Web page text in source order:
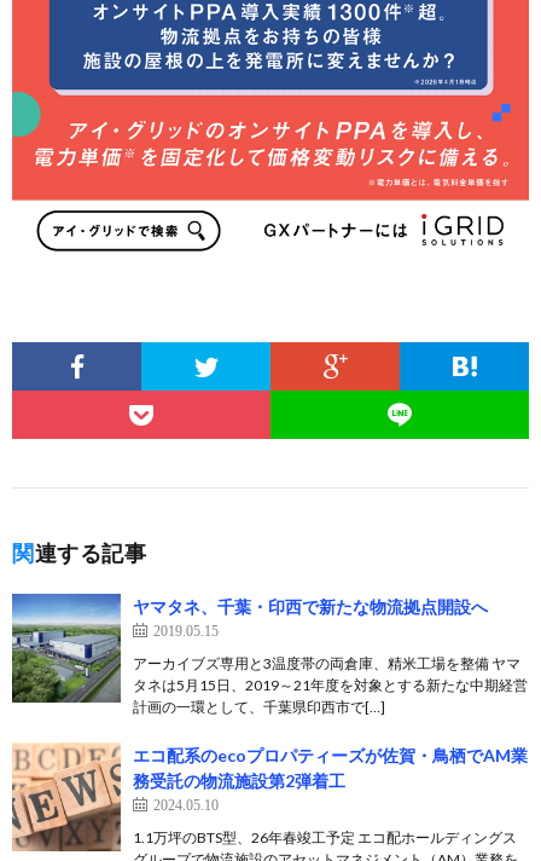
関連する記事
ヤマタネ、千葉・印西で新たな物流拠点開設へ
2019.05.15
アーカイブズ専用と3温度帯の両倉庫、精米工場を整備 ヤマ
タネは5月15日、2019～21年度を対象とする新たな中期経営
計画の一環として、千葉県印西市で[…]
エコ配系のecoプロパティーズが佐賀・鳥栖でAM業
務受託の物流施設第2弾着工
2024.05.10
1.1万坪のBTS型、26年春竣工予定 エコ配ホールディングス